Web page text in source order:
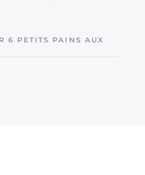
6 PETITS PAINS AUX